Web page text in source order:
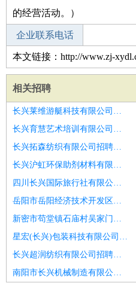
的经营活动。）
企业联系电话
本文链接：http://www.zj-
相关招聘
长兴莱维游艇科技有限公司招聘月一万保底物流交接员
长兴育慧艺术培训有限公司招聘莱山仓管
长兴拓森纺织有限公司招聘梧州仓管质检
长兴沪虹环保助剂材料有限公司招聘赤水仓管质检
四川长兴国际旅行社有限公司武侯分公司招聘洛宁招质检
岳阳市岳阳经济技术开发区东陵楚济堂长兴花园药房(普通合伙)招聘启东仓管操作工
新密市苟堂镇石庙村吴家门煤矿招聘卢氏招质检
星宏(长兴)包装科技有限公司招聘怀仁仓管操作工
长兴超润纺织有限公司招聘温岭质检
南阳市长兴机械制造有限公司招聘源汇招质检